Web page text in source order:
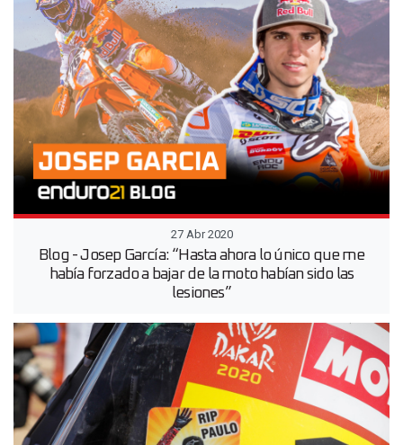
27 Abr 2020
Blog - Josep García: “Hasta ahora lo único que me
había forzado a bajar de la moto habían sido las
lesiones”